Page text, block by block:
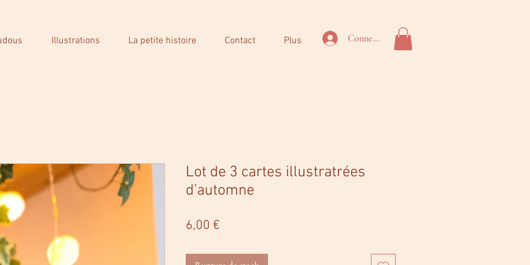
Illustrations La petite histoire Contact Plus Connexion
Lot de 3 cartes illustratrées
d’automne
6,00 €